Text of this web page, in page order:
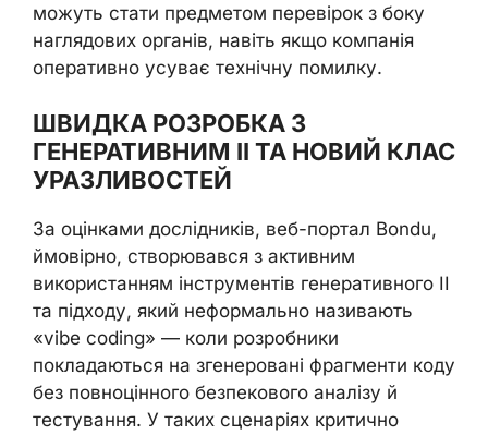
можуть стати предметом перевірок з боку
наглядових органів, навіть якщо компанія
оперативно усуває технічну помилку.
ШВИДКА РОЗРОБКА З
ГЕНЕРАТИВНИМ ІІ ТА НОВИЙ КЛАС
УРАЗЛИВОСТЕЙ
За оцінками дослідників, веб-портал Bondu,
ймовірно, створювався з активним
використанням інструментів генеративного ІІ
та підходу, який неформально називають
«vibe coding» — коли розробники
покладаються на згенеровані фрагменти коду
без повноцінного безпекового аналізу й
тестування. У таких сценаріях критично